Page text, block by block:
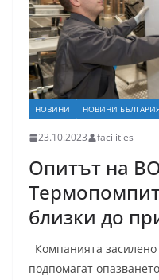
НОВИНИ НОВИНИ
23.10.2023 facilities
Опитът на
близки до
Компанията
подпомагат